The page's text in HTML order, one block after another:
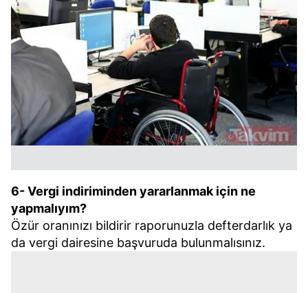
6- Vergi indiriminden yararlanmak için ne
yapmalıyım?
Özür oranınızı bildirir raporunuzla defterdarlık ya
da vergi dairesine başvuruda bulunmalısınız.